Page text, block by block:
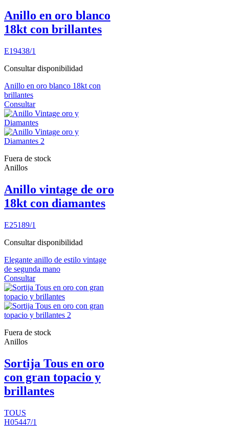
Anillo en oro blanco
18kt con brillantes
E19438/1
Consultar disponibilidad
Anillo en oro blanco 18kt con
brillantes
Consultar
Fuera de stock
Anillos
Anillo vintage de oro
18kt con diamantes
E25189/1
Consultar disponibilidad
Elegante anillo de estilo vintage
de segunda mano
Consultar
Fuera de stock
Anillos
Sortija Tous en oro
con gran topacio y
brillantes
TOUS
H05447/1